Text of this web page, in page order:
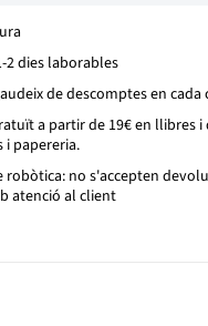
2 dies laborables
de descomptes en cada
a partir de 19€ en llibres i
i papereria.
robòtica: no s'accepten
atenció al client